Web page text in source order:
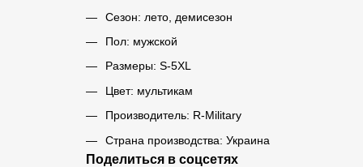
Сезон: лето, демисезон
Пол: мужской
Размеры: S-5XL
Цвет: мультикам
Производитель: R-Military
Страна производства: Украина
Поделиться в соцсетях